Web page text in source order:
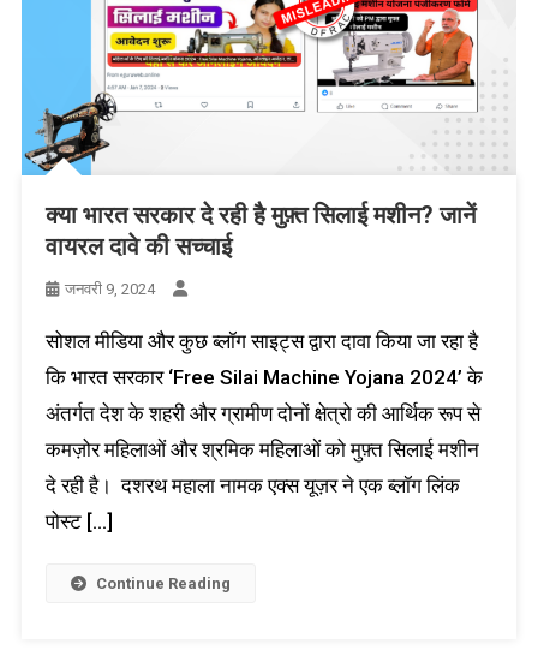
क्या भारत सरकार दे रही है मुफ़्त सिलाई मशीन? जानें
वायरल दावे की सच्चाई
जनवरी 9, 2024
सोशल मीडिया और कुछ ब्लॉग साइट्स द्वारा दावा किया जा रहा है
कि भारत सरकार ‘Free Silai Machine Yojana 2024’ के
अंतर्गत देश के शहरी और ग्रामीण दोनों क्षेत्रो की आर्थिक रूप से
कमज़ोर महिलाओं और श्रमिक महिलाओं को मुफ़्त सिलाई मशीन
दे रही है। दशरथ महाला नामक एक्स यूज़र ने एक ब्लॉग लिंक
पोस्ट […]
Continue Reading